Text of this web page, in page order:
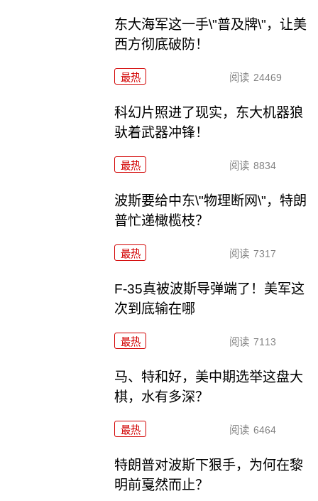
东大海军这一手\"普及牌\"，让美
西方彻底破防！
最热 阅读 24469
科幻片照进了现实，东大机器狼
驮着武器冲锋！
最热 阅读 8834
波斯要给中东\"物理断网\"，特朗
普忙递橄榄枝？
最热 阅读 7317
F-35真被波斯导弹端了！美军这
次到底输在哪
最热 阅读 7113
马、特和好，美中期选举这盘大
棋，水有多深？
最热 阅读 6464
特朗普对波斯下狠手，为何在黎
明前戛然而止？